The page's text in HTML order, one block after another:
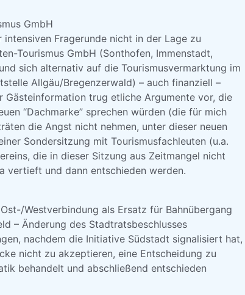
GmbH
Fragerunde nicht in der Lage zu
Tourismus GmbH (Sonthofen, Immenstadt,
sich alternativ auf die Tourismusvermarktung im
Allgäu/Bregenzerwald) – auch finanziell –
Gästeinformation trug etliche Argumente vor, die
“Dachmarke” sprechen würden (die für mich
die Angst nicht nehmen, unter dieser neuen
Sondersitzung mit Tourismusfachleuten (u.a.
die in dieser Sitzung aus Zeitmangel nicht
vertieft und dann entschieden werden.
Westverbindung als Ersatz für Bahnübergang
– Änderung des Stadtratsbeschlusses
nachdem die Initiative Südstadt signalisiert hat,
nicht zu akzeptieren, eine Entscheidung zu
behandelt und abschließend entschieden